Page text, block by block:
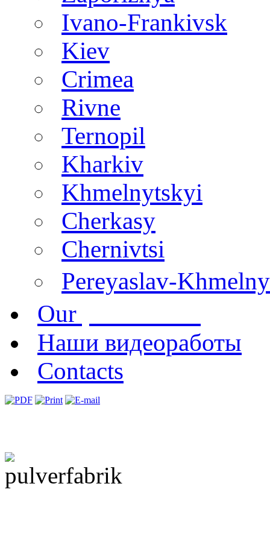
Ivano-Frankivsk
Kiev
Crimea
Rivne
Ternopil
Kharkiv
Khmelnytskyi
Cherkasy
Chernivtsi
Pereyaslav-
Our
Наши видеоработы
Contacts